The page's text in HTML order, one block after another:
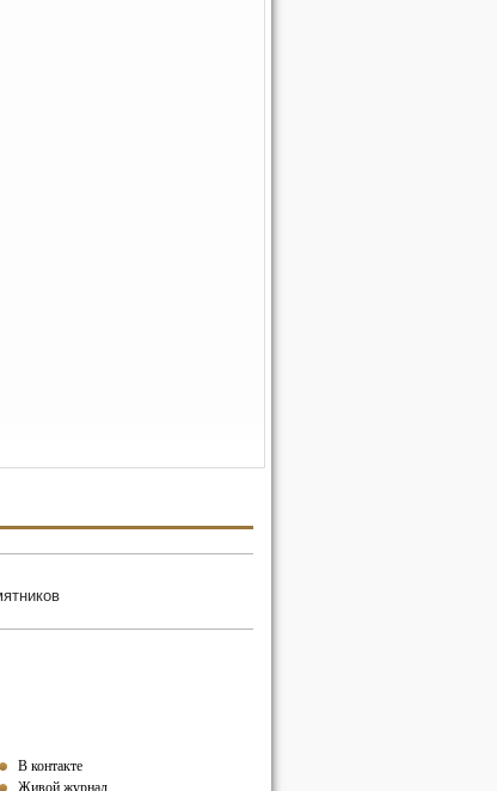
В контакте
Живой журнал